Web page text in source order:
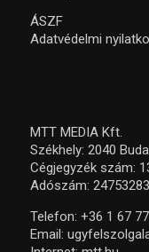
ÁSZF
Adatvédelmi
MTT MEDIA Kft.
Székhely: 2040
Cégjegyzék szám:
Adószám:
Telefon: +36 1 67
Email: